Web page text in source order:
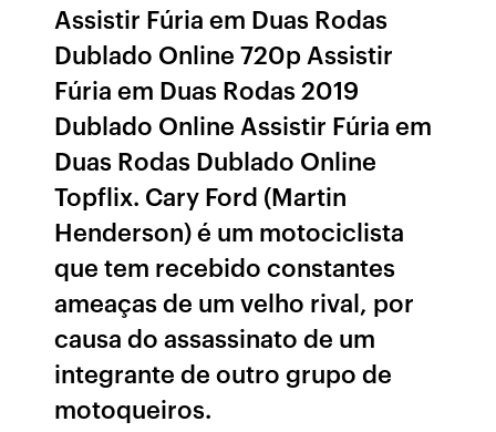
Assistir Fúria em Duas Rodas
Dublado Online 720p Assistir
Fúria em Duas Rodas 2019
Dublado Online Assistir Fúria em
Duas Rodas Dublado Online
Topflix. Cary Ford (Martin
Henderson) é um motociclista
que tem recebido constantes
ameaças de um velho rival, por
causa do assassinato de um
integrante de outro grupo de
motoqueiros.